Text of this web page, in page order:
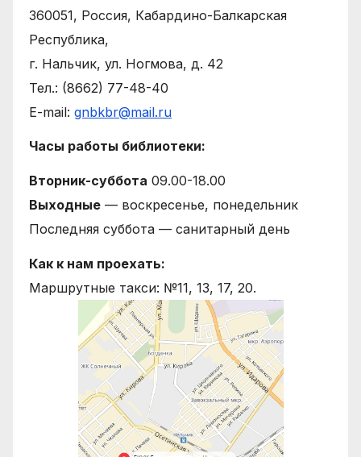
360051, Россия, Кабардино-Балкарская
Республика,
г. Нальчик, ул. Ногмова, д. 42
Тел.: (8662) 77-48-40
E-mail: gnbkbr@mail.ru
Часы работы библиотеки:
Вторник-суббота 09.00-18.00
Выходные — воскресенье, понедельник
Последняя суббота — санитарный день
Как к нам проехать:
Маршрутные такси: №11, 13, 17, 20.